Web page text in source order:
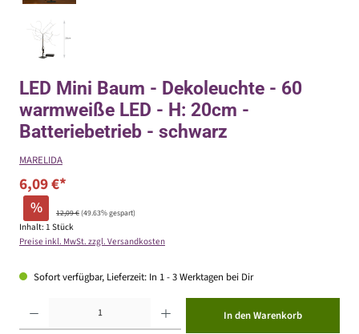
LED Mini Baum - Dekoleuchte - 60
warmweiße LED - H: 20cm -
Batteriebetrieb - schwarz
MARELIDA
6,09 €*
% 12,09 €(49.63% gespart)
Inhalt: 1 Stück
Preise inkl. MwSt. zzgl. Versandkosten
Sofort verfügbar, Lieferzeit: In 1 - 3 Werktagen bei Dir
In den Warenkorb